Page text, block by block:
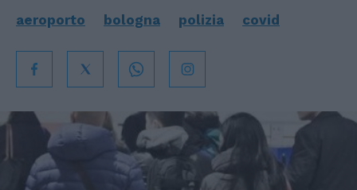
aeroporto bologna polizia covid